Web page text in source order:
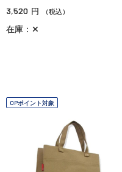
3,520 円 （税込）
在庫：✕
OPポイント対象